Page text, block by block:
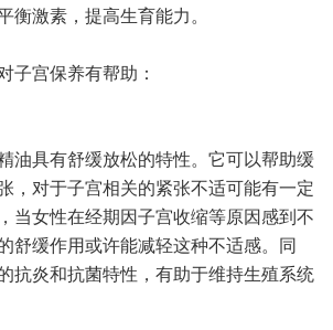
衡激素，提高生育能力。
子宫保养有帮助：
油具有舒缓放松的特性。它可以帮助缓
，对于子宫相关的紧张不适可能有一定
当女性在经期因子宫收缩等原因感到不
舒缓作用或许能减轻这种不适感。同
抗炎和抗菌特性，有助于维持生殖系统